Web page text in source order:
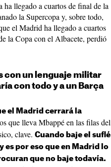
llegado a cuartos de final de la
la Supercopa y, sobre todo,
el Madrid ha llegado a cuartos
la Copa con el Albacete, perdió
con un lenguaje militar
con todo y a un Barça
el Madrid cerrará la
que lleva Mbappé en las filas del
clave. Cuando baje el suflé
es por eso que en Madrid lo
que no baje todavía.